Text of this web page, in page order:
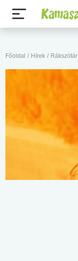
Főoldal / Hírek / Rákszótár